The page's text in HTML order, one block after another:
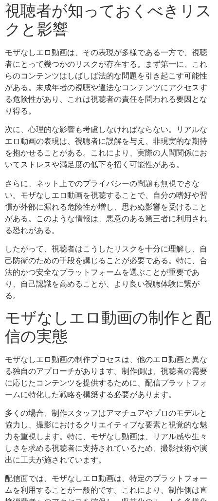
視聴者が知っておくべきリス
クと影響
モザなしエロ動画は、その表現が多様である一方で、視聴
者にとって幾つかのリスクが存在する。まず第一に、これ
らのコンテンツはしばしば法的な問題を引き起こす可能性
がある。未成年者の視聴や違法なコンテンツにアクセスす
る危険性があり、これは視聴者の責任を問われる要因とな
り得る。
次に、心理的な影響も考慮しなければならない。リアルな
エロ動画の表現は、視聴者に誤解を与え、非現実的な期待
を抱かせることがある。これにより、実際の人間関係にお
いてストレスや満足度の低下を招く可能性がある。
さらに、ネット上でのプライバシーの問題も無視できな
い。モザなしエロ動画を視聴することで、自分の嗜好や習
慣が外部に漏れる危険性が増し、思わぬ影響を受けること
がある。このような情報は、悪意のある第三者に利用され
る恐れがある。
したがって、視聴者はこうしたリスクを十分に理解し、自
己防衛のための手段を講じることが必要である。特に、合
法的かつ安全なプラットフォームを選ぶことが重要であ
り、自己認識を高めることが、より良い視聴体験に繋が
る。
モザなしエロ動画の制作と配
信の実態
モザなしエロ動画の制作プロセスは、他のエロ動画と異な
る独自のアプローチがあります。制作側は、視聴者の需要
に応じたコンテンツを提供するために、配信プラットフォ
ームに特化した戦略を構築する必要があります。
多くの場合、制作スタッフはアマチュアやプロのモデルと
協力し、撮影におけるクリエイティブな要素と視覚的な魅
力を重視します。特に、モザなし動画は、リアル感や生々
しさを求める視聴者に支持されているため、撮影技術や演
出に工夫が施されています。
配信面では、モザなしエロ動画は、特定のプラットフォー
ムを利用することが一般的です。これにより、制作側は直